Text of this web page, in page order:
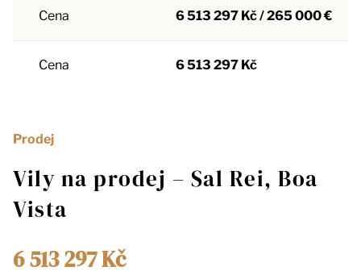
Prodej
Vily na prodej – Sal Rei, Boa
Vista
6 513 297 Kč
Cena 6 513 297 Kč / 265 000 €
Cena 6 513 297 Kč